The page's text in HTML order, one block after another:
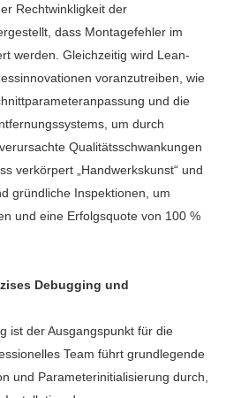
Rechtwinkligkeit der
dass Montagefehler im
werden. Gleichzeitig wird Lean-
voranzutreiben, wie
und die
um durch
Qualitätsschwankungen
verkörpert „Handwerkskunst“ und
gründliche Inspektionen, um
und eine Erfolgsquote von 100 %
Debugging und
ist der Ausgangspunkt für die
Team führt grundlegende
und Parameterinitialisierung durch,